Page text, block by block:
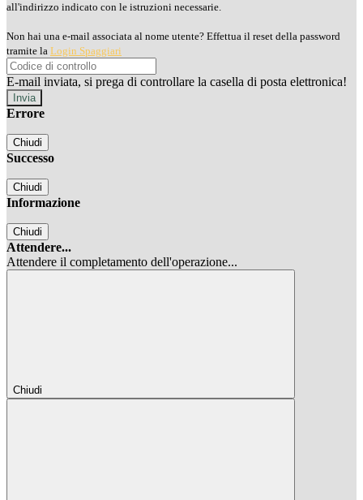
all'indirizzo indicato con le istruzioni necessarie.
Non hai una e-mail associata al nome utente? Effettua il reset della password
tramite la Login Spaggiari
E-mail inviata, si prega di controllare la casella di posta elettronica!
Errore
Chiudi
Successo
Chiudi
Informazione
Chiudi
Attendere...
Attendere il completamento dell'operazione...
Chiudi